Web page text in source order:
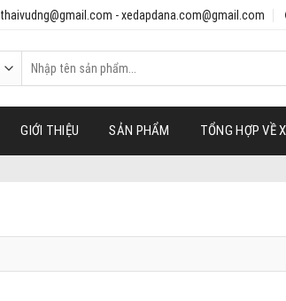
thaivudng@gmail.com - xedapdana.com@gmail.com
Tìm
kiếm:
GIỚI THIỆU SẢN PHẨM TỔNG HỢP VỀ